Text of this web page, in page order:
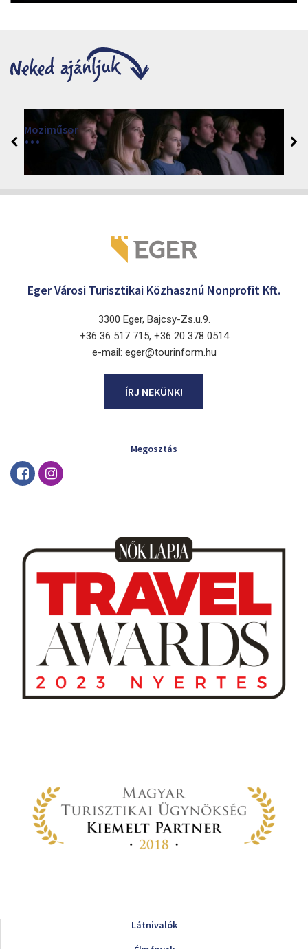
Moziműsor
Cinema Agria, Eger 3300, Törvényház utca 4.
Eger Városi Turisztikai Közhasznú Nonprofit Kft.
3300 Eger, Bajcsy-Zs.u.9.
+36 36 517 715, +36 20 378 0514
e-mail: eger@tourinform.hu
ÍRJ NEKÜNK!
Megosztás
Látnivalók